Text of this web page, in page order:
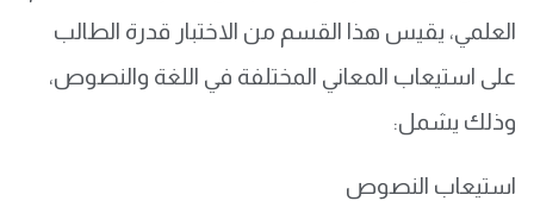
العلمي، يقيس هذا القسم من الاختبار قدرة الطالب
على استيعاب المعاني المختلفة في اللغة والنصوص،
وذلك يشمل:
استيعاب النصوص